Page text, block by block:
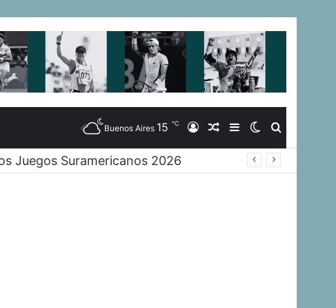
Buscar
Switch
skin
Barra
Lateral
Artículo
Aleatorio
Iniciar
Buenos Aires 15 ℃
en Rosario